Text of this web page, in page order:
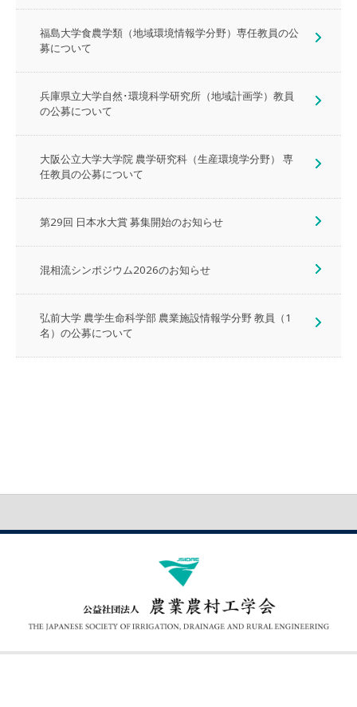
福島大学食農学類（地域環境情報学分野）専任教員の公
募について
兵庫県立大学自然･環境科学研究所（地域計画学）教員
の公募について
大阪公立大学大学院 農学研究科（生産環境学分野） 専
任教員の公募について
第29回 日本水大賞 募集開始のお知らせ
混相流シンポジウム2026のお知らせ
弘前大学 農学生命科学部 農業施設情報学分野 教員（1
名）の公募について